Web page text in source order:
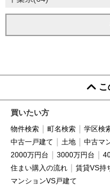
こ
買いたい方
物件検索 町名検索 学区検
中古一戸建て
土地 中古マ
2000万円台
3000万円台
住まい購入の流れ
賃貸VS持
マンションVS戸建て